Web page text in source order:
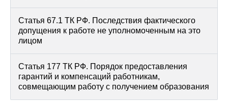
Статья 67.1 ТК РФ. Последствия фактического
допущения к работе не уполномоченным на это
лицом
Статья 177 ТК РФ. Порядок предоставления
гарантий и компенсаций работникам,
совмещающим работу с получением образования